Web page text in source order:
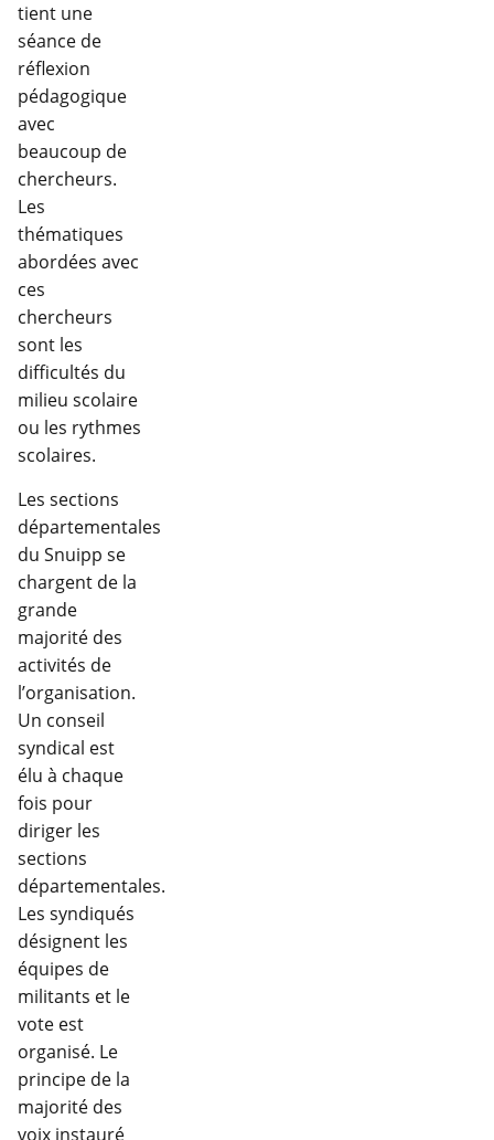
tient une
séance de
réflexion
pédagogique
avec
beaucoup de
chercheurs.
Les
thématiques
abordées avec
ces
chercheurs
sont les
difficultés du
milieu scolaire
ou les rythmes
scolaires.
Les sections
départementales
du Snuipp se
chargent de la
grande
majorité des
activités de
l’organisation.
Un conseil
syndical est
élu à chaque
fois pour
diriger les
sections
départementales.
Les syndiqués
désignent les
équipes de
militants et le
vote est
organisé. Le
principe de la
majorité des
voix instauré